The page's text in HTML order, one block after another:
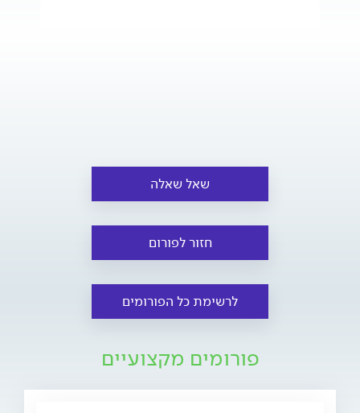
שאל שאלה
חזור לפורום
לרשימת כל הפורומים
פורומים מקצועיים